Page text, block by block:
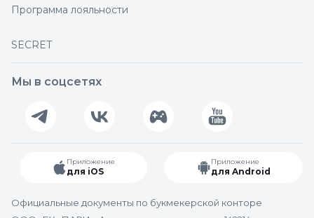
Программа лояльности
SECRET
Мы в соцсетях
Приложение
для iOS
Приложение
для Android
Официальные документы по букмекерской конторе